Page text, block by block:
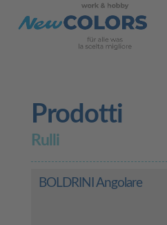
Prodotti
Rulli
BOLDRINI Angolare